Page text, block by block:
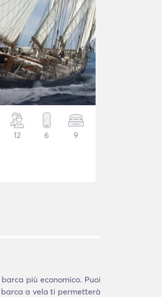
12 6 9
più economico. Puoi
a vela ti permetterà